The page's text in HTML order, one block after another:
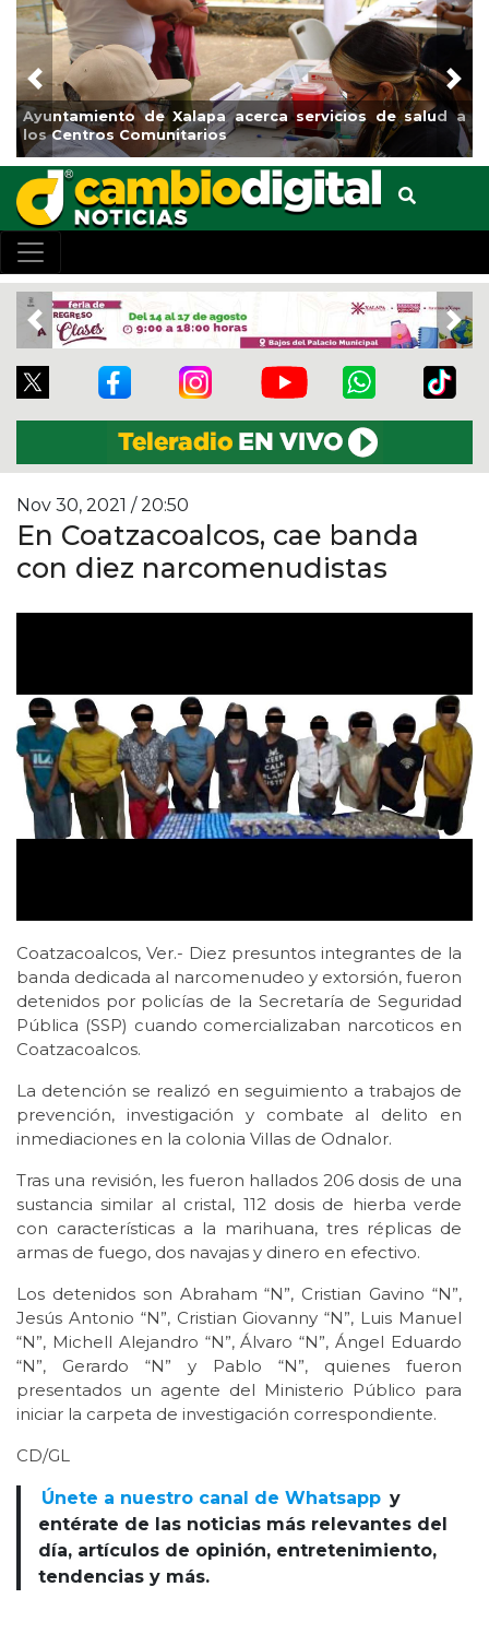
Ayuntamiento de Xalapa acerca servicios de salud a
los Centros Comunitarios
Previous
Previous
Nov 30, 2021 / 20:50
En Coatzacoalcos, cae banda
con diez narcomenudistas
Coatzacoalcos, Ver.- Diez presuntos integrantes de la
banda dedicada al narcomenudeo y extorsión, fueron
detenidos por policías de la Secretaría de Seguridad
Pública (SSP) cuando comercializaban narcoticos en
Coatzacoalcos.
La detención se realizó en seguimiento a trabajos de
prevención, investigación y combate al delito en
inmediaciones en la colonia Villas de Odnalor.
Tras una revisión, les fueron hallados 206 dosis de una
sustancia similar al cristal, 112 dosis de hierba verde
con características a la marihuana, tres réplicas de
armas de fuego, dos navajas y dinero en efectivo.
Los detenidos son Abraham “N”, Cristian Gavino “N”,
Jesús Antonio “N”, Cristian Giovanny “N”, Luis Manuel
“N”, Michell Alejandro “N”, Álvaro “N”, Ángel Eduardo
“N”, Gerardo “N” y Pablo “N”, quienes fueron
presentados un agente del Ministerio Público para
iniciar la carpeta de investigación correspondiente.
CD/GL
Únete a nuestro canal de Whatsapp y
entérate de las noticias más relevantes del
día, artículos de opinión, entretenimiento,
tendencias y más.